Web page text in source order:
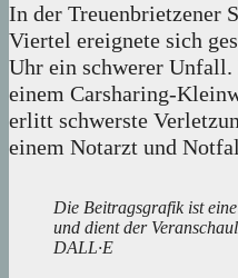
In der Treuenbrietzener
Viertel ereignete sich
Uhr ein schwerer
einem Carsharing-
erlitt schwerste
einem Notarzt und
Die Beitragsgrafik ist
und dient der
DALL·E